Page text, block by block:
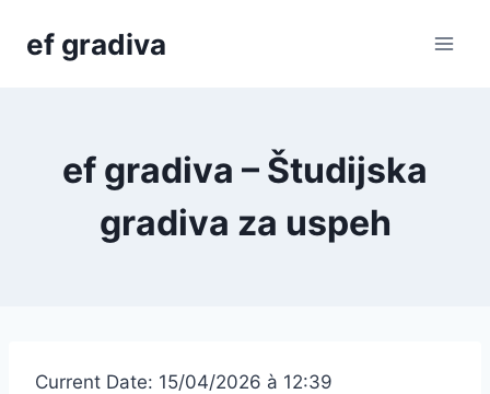
ef gradiva
ef gradiva – Študijska
gradiva za uspeh
Current Date: 15/04/2026 à 12:39